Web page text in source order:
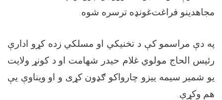
مجاهدینو فراغت‌غونډه ترسره شوه.
په دې مراسمو کې د تخنیکي او مسلکي زده کړو ادارې
رئیس الحاج مولوي غلام حیدر شهامت او د کونړ ولایت
یو شمیر سیمه ییزو چارواکو ګډون کړی و او ویناوې یې
هم وکړې.